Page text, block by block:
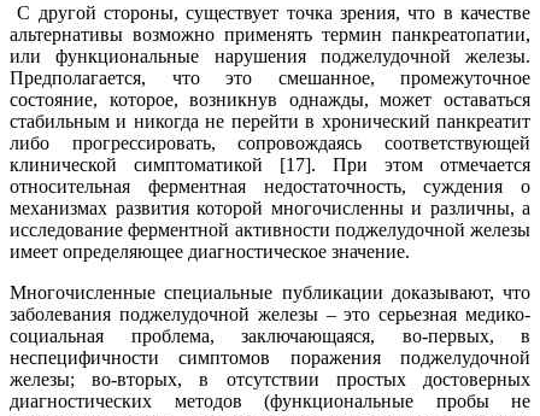
С другой стороны, существует точка зрения, что в качестве
альтернативы возможно применять термин панкреатопатии,
или функциональные нарушения поджелудочной железы.
Предполагается, что это смешанное, промежуточное
состояние, которое, возникнув однажды, может оставаться
стабильным и никогда не перейти в хронический панкреатит
либо прогрессировать, сопровождаясь соответствующей
клинической симптоматикой [17]. При этом отмечается
относительная ферментная недостаточность, суждения о
механизмах развития которой многочисленны и различны, а
исследование ферментной активности поджелудочной железы
имеет определяющее диагностическое значение.
Многочисленные специальные публикации доказывают, что
заболевания поджелудочной железы – это серьезная медико-
социальная проблема, заключающаяся, во-первых, в
неспецифичности симптомов поражения поджелудочной
железы; во-вторых, в отсутствии простых достоверных
диагностических методов (функциональные пробы не